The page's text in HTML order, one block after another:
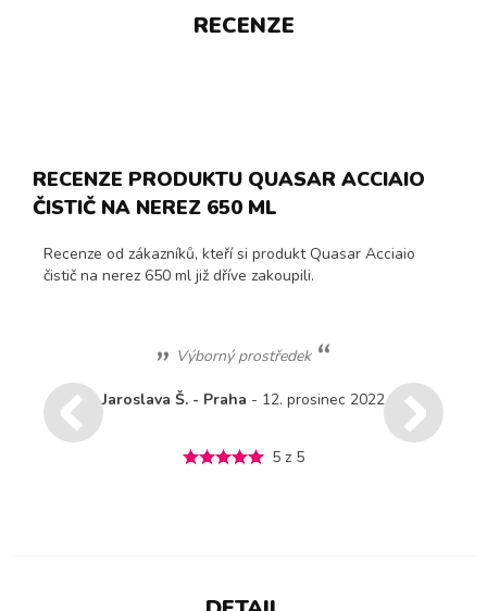
RECENZE
RECENZE PRODUKTU QUASAR ACCIAIO
ČISTIČ NA NEREZ 650 ML
Recenze od zákazníků, kteří si produkt Quasar Acciaio
čistič na nerez 650 ml již dříve zakoupili.
Výborný prostředek
5 z 5
Jaroslava Š. - Praha - 12. prosinec 2022